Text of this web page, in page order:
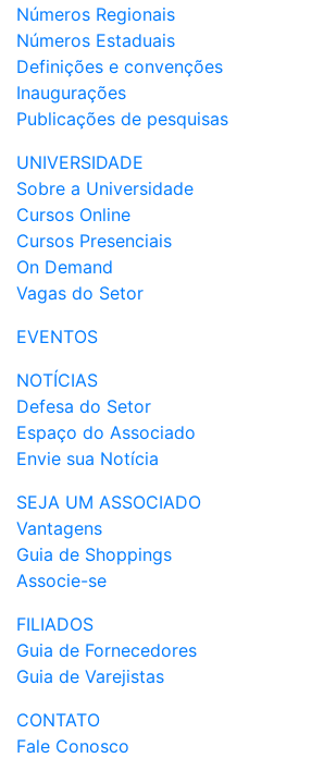
Números Regionais
Números Estaduais
Definições e convenções
Inaugurações
Publicações de pesquisas
UNIVERSIDADE
Sobre a Universidade
Cursos Online
Cursos Presenciais
On Demand
Vagas do Setor
EVENTOS
NOTÍCIAS
Defesa do Setor
Espaço do Associado
Envie sua Notícia
SEJA UM ASSOCIADO
Vantagens
Guia de Shoppings
Associe-se
FILIADOS
Guia de Fornecedores
Guia de Varejistas
CONTATO
Fale Conosco